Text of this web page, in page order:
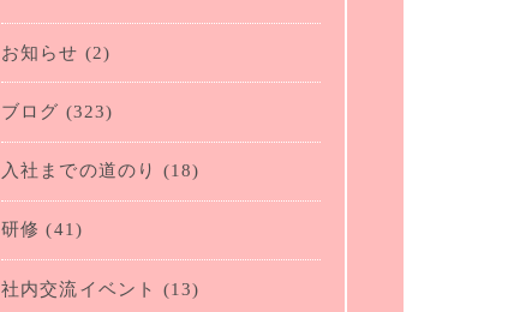
お知らせ (2)
ブログ (323)
入社までの道のり (18)
研修 (41)
社内交流イベント (13)